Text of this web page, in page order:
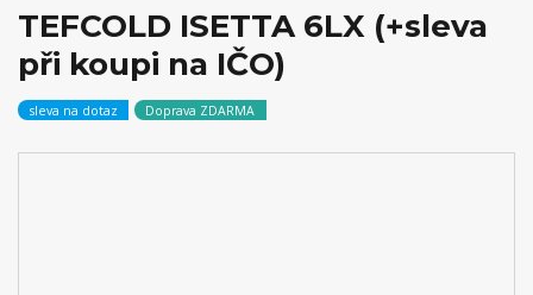
TEFCOLD ISETTA 6LX (+sleva
při koupi na IČO)
sleva na dotaz Doprava ZDARMA